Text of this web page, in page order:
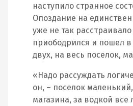
наступило странное
Опоздание на
уже не так
приободрился и пошел
двух, на весь поселок,
«Надо рассуждать
он, – поселок
магазина, за водкой все